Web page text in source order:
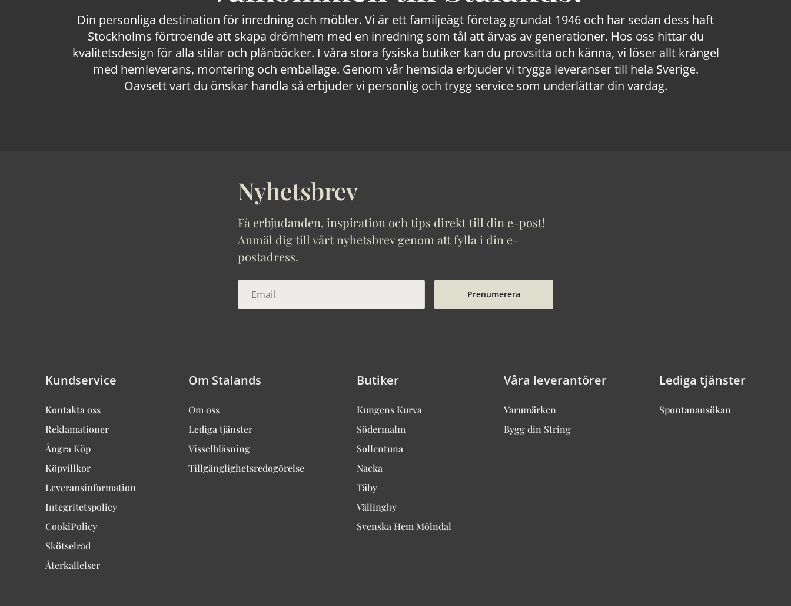
Din personliga destination för inredning och möbler. Vi är ett familjeägt företag grundat 1946 och har sedan dess haft
Stockholms förtroende att skapa drömhem med en inredning som tål att ärvas av generationer. Hos oss hittar du
kvalitetsdesign för alla stilar och plånböcker. I våra stora fysiska butiker kan du provsitta och känna, vi löser allt krångel
med hemleverans, montering och emballage. Genom vår hemsida erbjuder vi trygga leveranser till hela Sverige.
Oavsett vart du önskar handla så erbjuder vi personlig och trygg service som underlättar din vardag.
Nyhetsbrev
Få erbjudanden, inspiration och tips direkt till din e-post!
Anmäl dig till vårt nyhetsbrev genom att fylla i din e-
postadress.
Prenumerera
Kundservice
Kontakta oss
Reklamationer
Ångra Köp
Köpvillkor
Leveransinformation
Integritetspolicy
CookiPolicy
Skötselråd
Återkallelser
Om Stalands
Om oss
Lediga tjänster
Visselblåsning
Tillgänglighetsredogörelse
Butiker
Kungens Kurva
Södermalm
Sollentuna
Nacka
Täby
Vällingby
Svenska Hem Mölndal
Våra leverantörer
Varumärken
Bygg din String
Lediga tjänster
Spontanansökan